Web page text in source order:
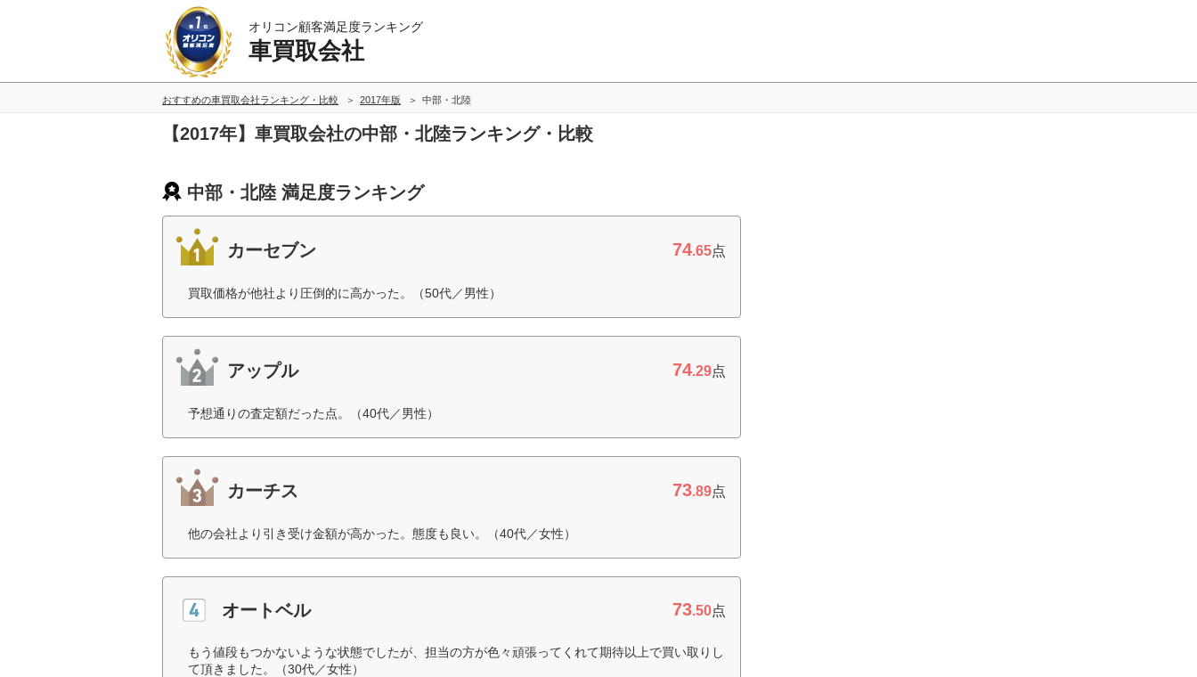
オリコン顧客満足度ランキング
車買取会社
おすすめの車買取会社ランキング・比較 2017年版 中部・北陸
【2017年】車買取会社の中部・北陸ランキング・比較
中部・北陸 満足度ランキング
カーセブン 74.65点
買取価格が他社より圧倒的に高かった。（50代／男性）
アップル 74.29点
予想通りの査定額だった点。（40代／男性）
カーチス 73.89点
他の会社より引き受け金額が高かった。態度も良い。（40代／女性）
オートベル 73.50点
もう値段もつかないような状態でしたが、担当の方が色々頑張ってくれて期待以上で買い取りし
て頂きました。（30代／女性）